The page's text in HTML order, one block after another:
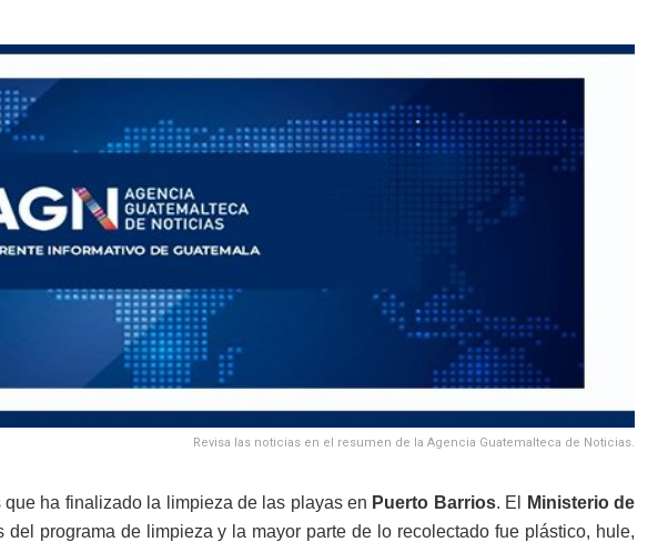
Revisa las noticias en el resumen de la Agencia Guatemalteca de Noticias.
ha finalizado la limpieza de las playas en Puerto Barrios. El
Ministerio de
programa de limpieza y la mayor parte de lo recolectado fue plástico, hule,